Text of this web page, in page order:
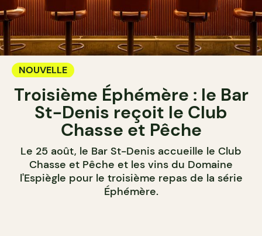
NOUVELLE
Troisième Éphémère : le Bar
St-Denis reçoit le Club
Chasse et Pêche
Le 25 août, le Bar St-Denis accueille le Club
Chasse et Pêche et les vins du Domaine
l'Espiègle pour le troisième repas de la série
Éphémère.